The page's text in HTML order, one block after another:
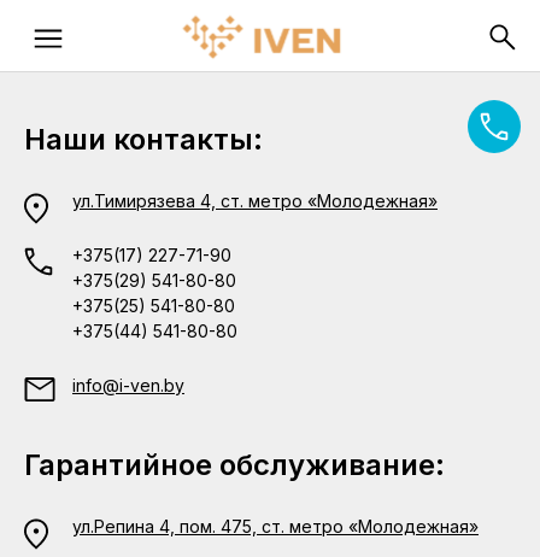
Наши контакты:
ул.Тимирязева 4, ст. метро «Молодежная»
+375(17) 227-71-90
+375(29) 541-80-80
+375(25) 541-80-80
+375(44) 541-80-80
info@i-ven.by
Гарантийное обслуживание:
ул.Репина 4, пом. 475, ст. метро «Молодежная»